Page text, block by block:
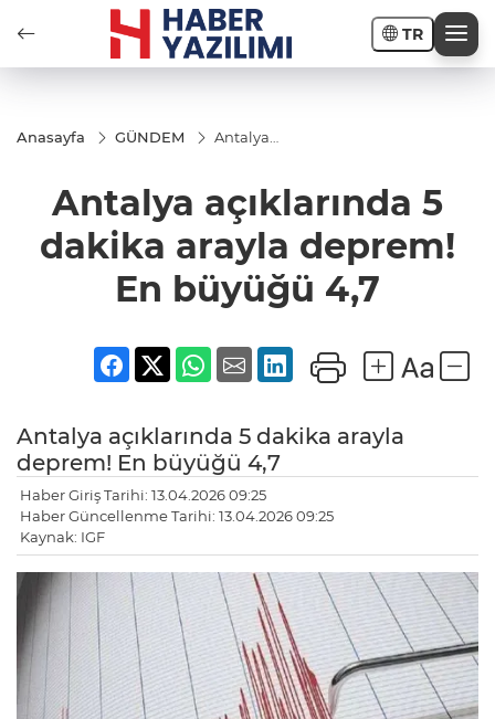
TR
Anasayfa GÜNDEM
Antalya
deprem!
En büyüğü
4,7
Antalya açıklarında 5
dakika arayla deprem!
En büyüğü 4,7
Antalya açıklarında 5 dakika arayla
deprem! En büyüğü 4,7
Haber Giriş Tarihi: 13.04.2026 09:25
Haber Güncellenme Tarihi: 13.04.2026 09:25
Kaynak: IGF